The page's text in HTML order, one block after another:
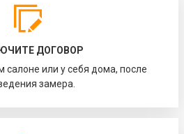
ДОГОВОР
или у себя дома, после
замера.